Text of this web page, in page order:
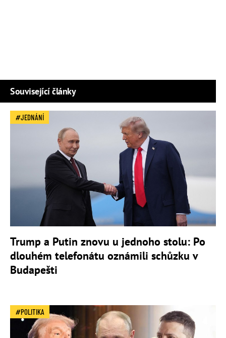
Související články
JEDNÁNÍ
Trump a Putin znovu u jednoho stolu: Po
dlouhém telefonátu oznámili schůzku v
Budapešti
POLITIKA